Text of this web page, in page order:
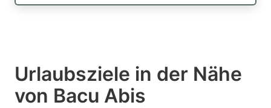
Urlaubsziele in der Nähe
von Bacu Abis